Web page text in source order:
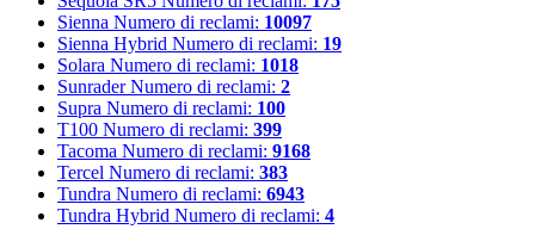
Sienna Numero di reclami: 10097
Sienna Hybrid Numero di reclami: 19
Solara Numero di reclami: 1018
Sunrader Numero di reclami: 2
Supra Numero di reclami: 100
T100 Numero di reclami: 399
Tacoma Numero di reclami: 9168
Tercel Numero di reclami: 383
Tundra Numero di reclami: 6943
Tundra Hybrid Numero di reclami: 4